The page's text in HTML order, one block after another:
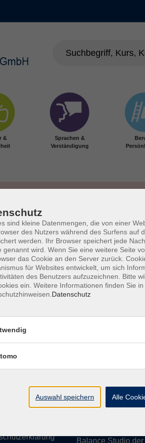
&
Sprachen &
Verständigung
Barrierefreiheit AGB
Tel. 0961 48178-0
Fax 0961 48178-55
Balance Studio
sind kleine Datenmengen, die von einer
des Nutzers während des Surfens auf
werden. Ihr Browser speichert jede
genannt wird. Wenn Sie eine weitere Seite
das Cookie an den Server zurück.
für Websites entwickelt, um sich
des Benutzers aufzuzeichnen. Bitte
ein. Weitere Informationen finden Sie
Datenschutz
Auswahl speichern Alle